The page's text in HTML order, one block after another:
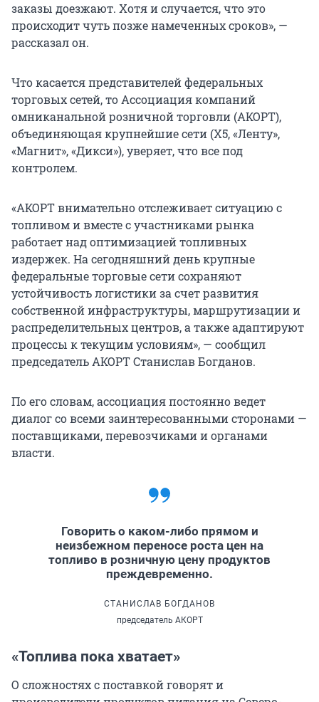
заказы доезжают. Хотя и случается, что это
происходит чуть позже намеченных сроков», —
рассказал он.
Что касается представителей федеральных
торговых сетей, то Ассоциация компаний
омниканальной розничной торговли (АКОРТ),
объединяющая крупнейшие сети (Х5, «Ленту»,
«Магнит», «Дикси»), уверяет, что все под
контролем.
«АКОРТ внимательно отслеживает ситуацию с
топливом и вместе с участниками рынка
работает над оптимизацией топливных
издержек. На сегодняшний день крупные
федеральные торговые сети сохраняют
устойчивость логистики за счет развития
собственной инфраструктуры, маршрутизации и
распределительных центров, а также адаптируют
процессы к текущим условиям», — сообщил
председатель АКОРТ Станислав Богданов.
По его словам, ассоциация постоянно ведет
диалог со всеми заинтересованными сторонами —
поставщиками, перевозчиками и органами
власти.
Говорить о каком-либо прямом и
неизбежном переносе роста цен на
топливо в розничную цену продуктов
преждевременно.
СТАНИСЛАВ БОГДАНОВ
председатель АКОРТ
«Топлива пока хватает»
О сложностях с поставкой говорят и